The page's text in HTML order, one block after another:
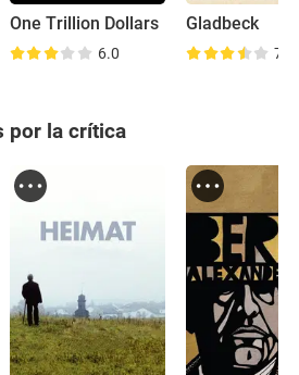
One Trillion Dollars
6.0
Gladbeck
7.6
por la crítica